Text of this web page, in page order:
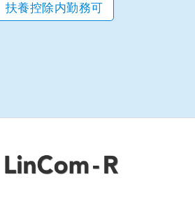
扶養控除内勤務可